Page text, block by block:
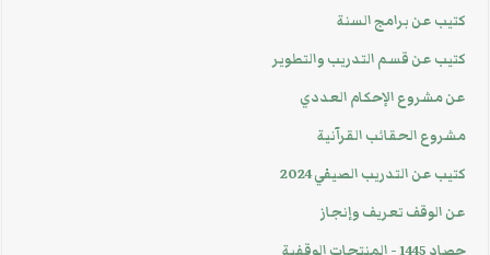
كتيب عن برامج السنة
كتيب عن قسم التدريب والتطوير
عن مشروع الإحكام العددي
مشروع الحقائب القرآنية
كتيب عن التدريب الصيفي 2024
عن الوقف تعريف وإنجاز